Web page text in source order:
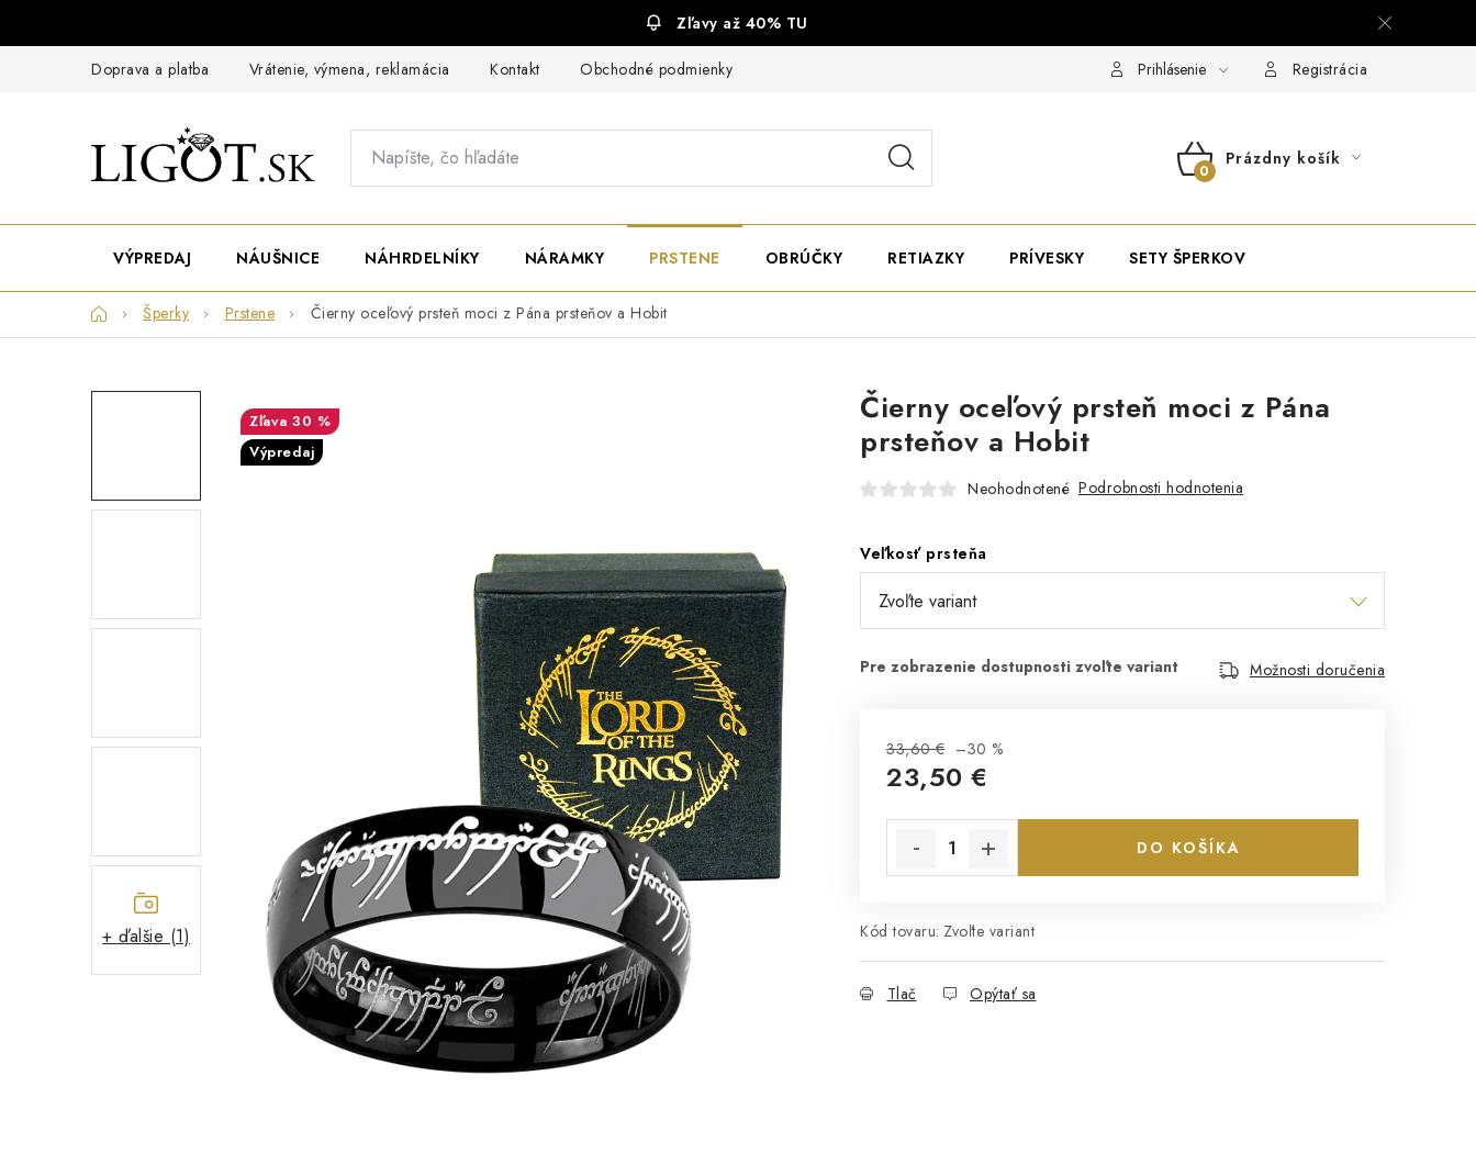
Zľavy až 40% TU
Doprava a platba Vrátenie, výmena, reklamácia Kontakt Obchodné podmienky Prihlásenie Registrácia
NÁKUPNÝ
Prázdny košík
VÝPREDAJ NÁUŠNICE NÁHRDELNÍKY NÁRAMKY PRSTENE OBRÚČKY RETIAZKY PRÍVESKY SETY ŠPERKOV
DomovŠperky Prstene Čierny oceľový prsteň moci z Pána prsteňov a Hobit
+ ďalšie (1)
Čierny oceľový prsteň moci z Pána
prsteňov a Hobit
Neohodnotené Podrobnosti hodnotenia
Veľkosť prsteňa
Možnosti doručenia
33,60 € –30 %
23,50 €
DO KOŠÍKA
Kód tovaru: Zvoľte variant
Tlač Opýtať sa
30 %
Výpredaj